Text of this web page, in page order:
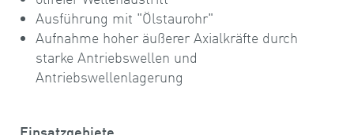
Ausführung mit "Ölstaurohr"
Aufnahme hoher äußerer Axialkräfte durch
starke Antriebswellen und
Antriebswellenlagerung